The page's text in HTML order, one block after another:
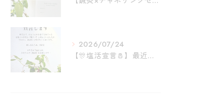
2026/07/24
【🎊塩活宣言🧂】最近、祓え塩コースが出来てから、日常的にお塩...